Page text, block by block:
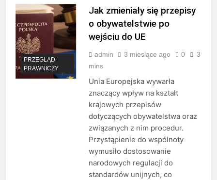
PRZEGLĄD-
PRAWNICZY
Jak zmieniały się przepisy
o obywatelstwie po
wejściu do UE
admin 3 miesiące ago 0
3
mins
Unia Europejska wywarła
znaczący wpływ na kształt
krajowych przepisów
dotyczących obywatelstwa oraz
związanych z nim procedur.
Przystąpienie do wspólnoty
wymusiło dostosowanie
narodowych regulacji do
standardów unijnych, co